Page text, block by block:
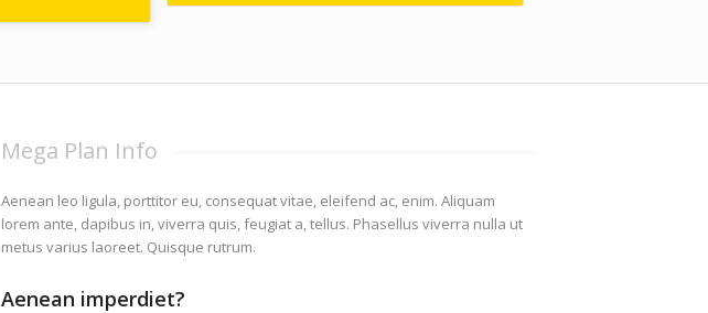
Mega Plan Info
Aenean leo ligula, porttitor eu, consequat vitae, eleifend ac, enim. Aliquam
lorem ante, dapibus in, viverra quis, feugiat a, tellus. Phasellus viverra nulla ut
metus varius laoreet. Quisque rutrum.
Aenean imperdiet?